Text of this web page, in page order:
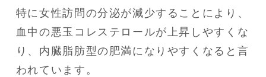
特に女性訪問の分泌が減少することにより、
血中の悪玉コレステロールが上昇しやすくな
り、内臓脂肪型の肥満になりやすくなると言
われています。